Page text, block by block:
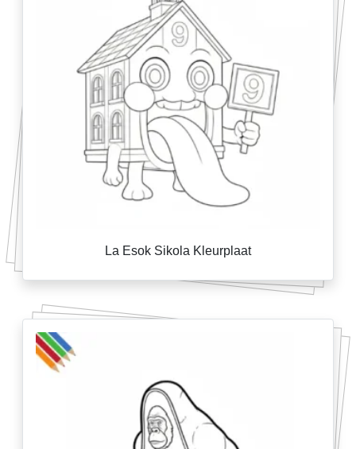
La Esok Sikola Kleurplaat